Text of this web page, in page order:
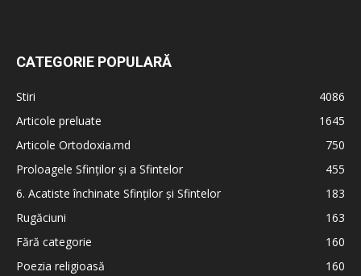
CATEGORIE POPULARĂ
Stiri
4086
Articole preluate
1645
Articole Ortodoxia.md
750
Proloagele Sfinților și a Sfintelor
455
6. Acatiste închinate Sfinților și Sfintelor
183
Rugăciuni
163
Fără categorie
160
Poezia religioasă
160